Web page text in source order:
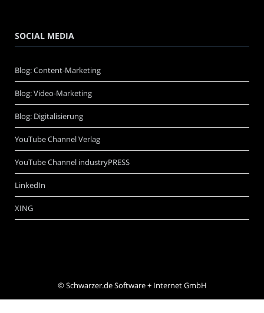
SOCIAL MEDIA
Blog: Content-Marketing
Blog: Video-Marketing
Blog: Digitalisierung
YouTube Channel Verlag
YouTube Channel industryPRESS
LinkedIn
XING
©Schwarzer.de Software + Internet GmbH